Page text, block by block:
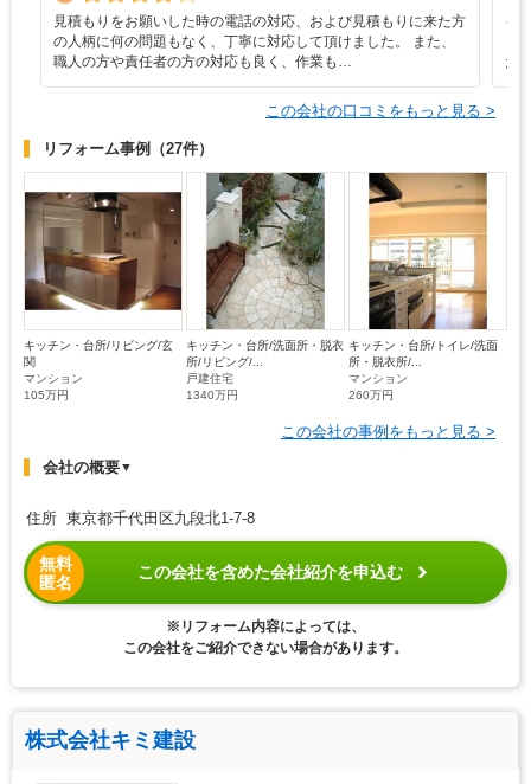
見積もりをお願いした時の電話の対応、および見積もりに来た方
の人柄に何の問題もなく、丁寧に対応して頂けました。 また、
職人の方や責任者の方の対応も良く、作業も…
イ
た
この会社の口コミをもっと見る >
リフォーム事例 （27件）
キッチン・台所/リビング/玄
関
マンション
105万円
キッチン・台所/洗面所・脱衣
所/リビング/...
戸建住宅
1340万円
キッチン・台所/トイレ/洗面
所・脱衣所/...
マンション
260万円
この会社の事例をもっと見る >
会社の概要▼
住所 東京都千代田区九段北1-7-8
無料
匿名
この会社を含めた会社紹介を申込む
※リフォーム内容によっては、
この会社をご紹介できない場合があります。
株式会社キミ建設